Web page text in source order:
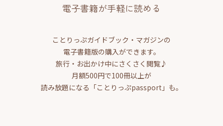
電子書籍が手軽に読める
ことりっぷガイドブック・マガジンの
電子書籍版の購入ができます。
旅行・お出かけ中にさくさく閲覧♪
月額500円で100冊以上が
読み放題になる「ことりっぷpassport」も。